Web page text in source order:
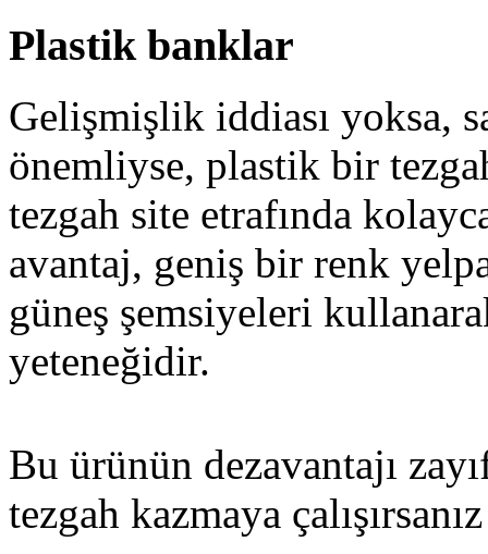
Plastik banklar
Gelişmişlik iddiası yoksa,
önemliyse, plastik bir
tezgah site etrafında
avantaj, geniş bir renk
güneş şemsiyeleri
yeteneğidir.
Bu ürünün dezavantajı
tezgah kazmaya